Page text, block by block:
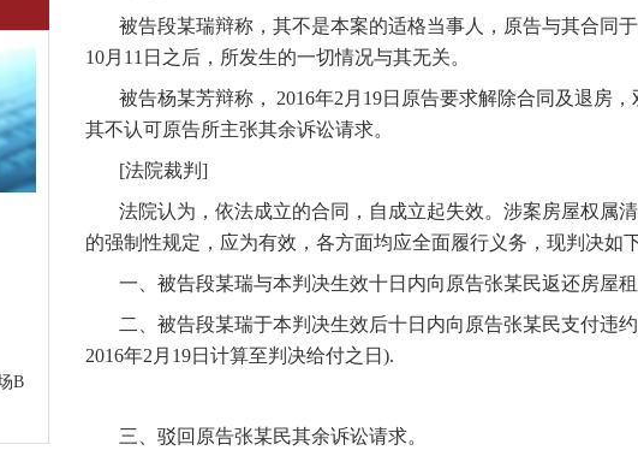
B
被告段某瑞辩称，其不是本案的适格当事人，原告与其合同
10月11日之后，所发生的一切情况与其无关。
被告杨某芳辩称， 2016年2月19日原告要求解除合同及退房
其不认可原告所主张其余诉讼请求。
[法院裁判]
法院认为，依法成立的合同，自成立起失效。涉案房屋权属
的强制性规定，应为有效，各方面均应全面履行义务，现判决如
一、被告段某瑞与本判决生效十日内向原告张某民返还房屋租
二、被告段某瑞于本判决生效后十日内向原告张某民支付违
2016年2月19日计算至判决给付之日).
三、驳回原告张某民其余诉讼请求。